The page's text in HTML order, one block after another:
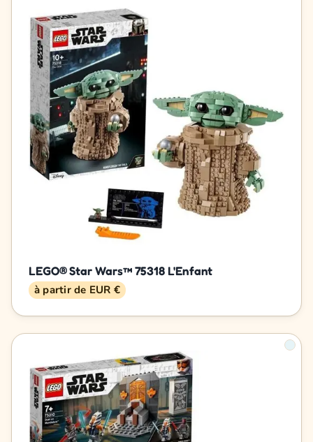
LEGO® Star Wars™ 75318 L'Enfant
à partir de EUR €